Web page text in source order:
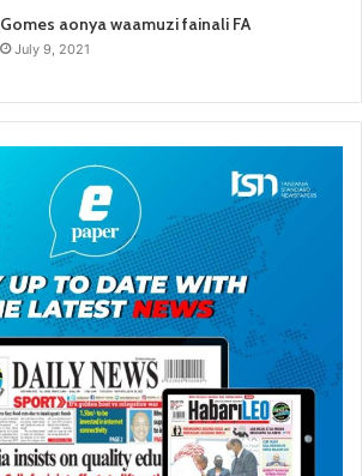
Gomes aonya waamuzi fainali FA
July 9, 2021